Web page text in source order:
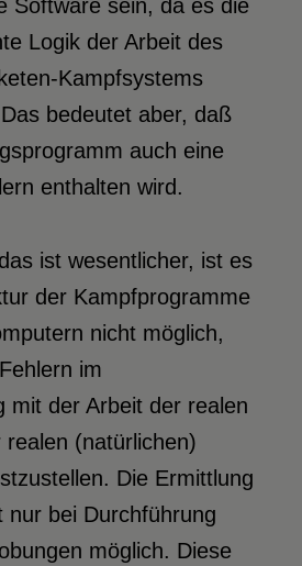
Software sein, da es die
Logik der Arbeit des
Kampfsystems
bedeutet aber, daß
auch eine
enthalten wird.
ist wesentlicher, ist es
der Kampfprogramme
nicht möglich,
im
mit der Arbeit der realen
(natürlichen)
Die Ermittlung
nur bei Durchführung
möglich. Diese